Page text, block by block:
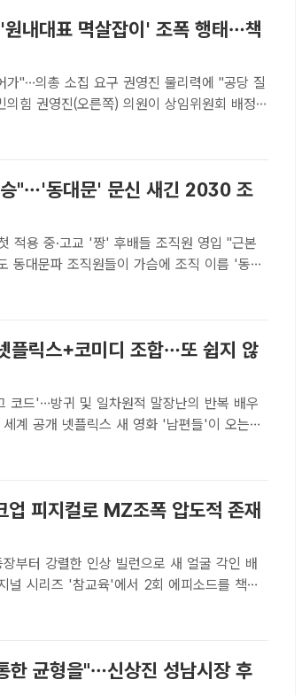
내대표 멱살잡이' 조폭 행태…책
가"…의총 소집 요구 권영진 물리력에 "공당 질
내대표의 멱살을 잡은 데 대해 당 원내부대표
승"…'동대문' 문신 새긴 2030 조
적용 중·고교 '짱' 후배들 조직원 영입 "근본
대
울경찰청[더팩트ㅣ정인지 기자] 이승만 정부
플릭스+코미디 조합…또 쉽지 않
코드'…방귀 및 일차원적 말장난의 반복 배우
'남편들'이 오는
된다. /넷플릭스[더팩트ㅣ김샛별 기자] 좋은
업 피지컬로 MZ조폭 압도적 존재
부터 강렬한 인상 빌런으로 새 얼굴 각인 배
널 시리즈 '참교육'에서 2회 에피소드를 책임
[더팩트ㅣ김샛별 기자] 배우 이태환이 '참교
한 균형을"…신상진 성남시장 후